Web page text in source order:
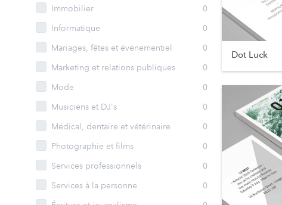
Immobilier
0
Informatique
0
Mariages, fêtes et événementiel
0
Marketing et relations publiques
0
Mode
0
Musiciens et DJ's
0
Médical, dentaire et vétérinaire
0
Photographie et films
0
Services professionnels
0
Services à la personne
0
Dot Luck